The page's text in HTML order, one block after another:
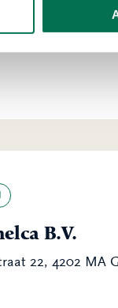
B.V.
22, 4202 MA